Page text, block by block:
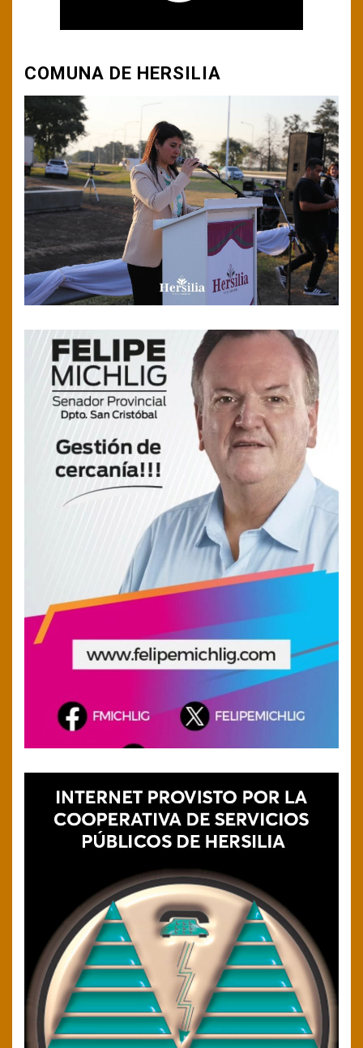
COMUNA DE HERSILIA